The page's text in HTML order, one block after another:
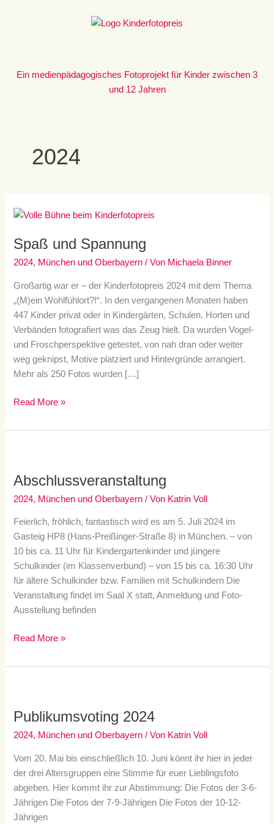
Ein medienpädagogisches Fotoprojekt für Kinder zwischen 3
und 12 Jahren
2024
Spaß und Spannung
2024, München und Oberbayern / Von Michaela Binner
Großartig war er – der Kinderfotopreis 2024 mit dem Thema
„(M)ein Wohlfühlort?!“. In den vergangenen Monaten haben
447 Kinder privat oder in Kindergärten, Schulen, Horten und
Verbänden fotografiert was das Zeug hielt. Da wurden Vogel-
und Froschperspektive getestet, von nah dran oder weiter
weg geknipst, Motive platziert und Hintergründe arrangiert.
Mehr als 250 Fotos wurden […]
Spaß
Spannung
Read More »
Abschlussveranstaltung
2024, München und Oberbayern / Von Katrin Voll
Feierlich, fröhlich, fantastisch wird es am 5. Juli 2024 im
Gasteig HP8 (Hans-Preißinger-Straße 8) in München. – von
10 bis ca. 11 Uhr für Kindergartenkinder und jüngere
Schulkinder (im Klassenverbund) – von 15 bis ca. 16:30 Uhr
für ältere Schulkinder bzw. Familien mit Schulkindern Die
Veranstaltung findet im Saal X statt, Anmeldung und Foto-
Ausstellung befinden
Read More »
Publikumsvoting 2024
2024, München und Oberbayern / Von Katrin Voll
Vom 20. Mai bis einschließlich 10. Juni könnt ihr hier in jeder
der drei Altersgruppen eine Stimme für euer Lieblingsfoto
abgeben. Hier kommt ihr zur Abstimmung: Die Fotos der 3-6-
Jährigen Die Fotos der 7-9-Jährigen Die Fotos der 10-12-
Jährigen